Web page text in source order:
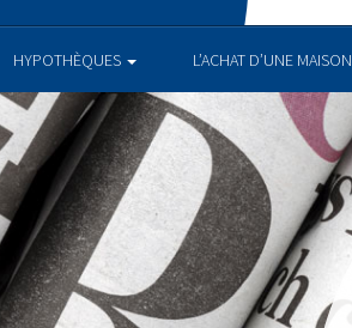
HYPOTHÈQUES L’ACHAT D’UNE MAISON